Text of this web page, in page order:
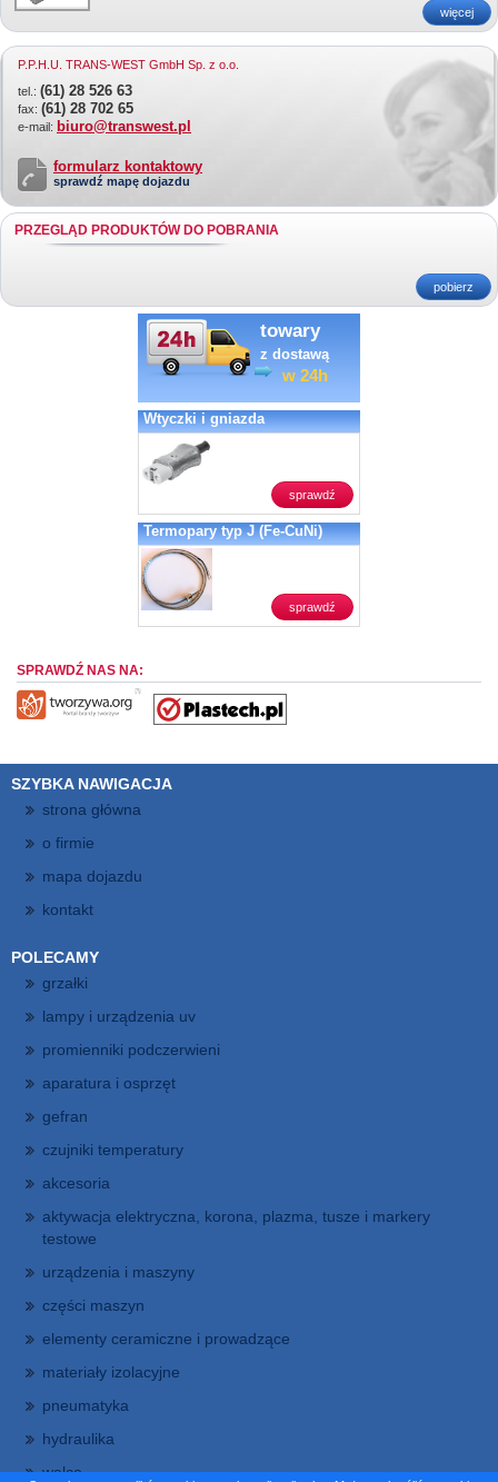
więcej
P.P.H.U. TRANS-WEST GmbH Sp. z o.o.
tel.: (61) 28 526 63
fax: (61) 28 702 65
e-mail: biuro@transwest.pl
formularz kontaktowy
sprawdź mapę dojazdu
PRZEGLĄD PRODUKTÓW DO POBRANIA
pobierz
towary
z dostawą
w 24h
Wtyczki i gniazda
sprawdź
Termopary typ J (Fe-CuNi)
sprawdź
SPRAWDŹ NAS NA:
SZYBKA NAWIGACJA
strona główna
o firmie
mapa dojazdu
kontakt
POLECAMY
grzałki
lampy i urządzenia uv
promienniki podczerwieni
aparatura i osprzęt
gefran
czujniki temperatury
akcesoria
aktywacja elektryczna, korona, plazma, tusze i markery
testowe
urządzenia i maszyny
części maszyn
elementy ceramiczne i prowadzące
materiały izolacyjne
pneumatyka
hydraulika
walce